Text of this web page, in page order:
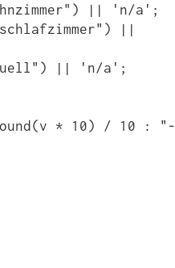
|| 'n/a';
||
|| 'n/a';